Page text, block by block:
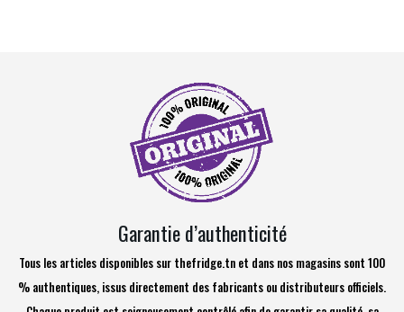
Garantie d’authenticité
Tous les articles disponibles sur thefridge.tn et dans nos magasins sont 100
% authentiques, issus directement des fabricants ou distributeurs officiels.